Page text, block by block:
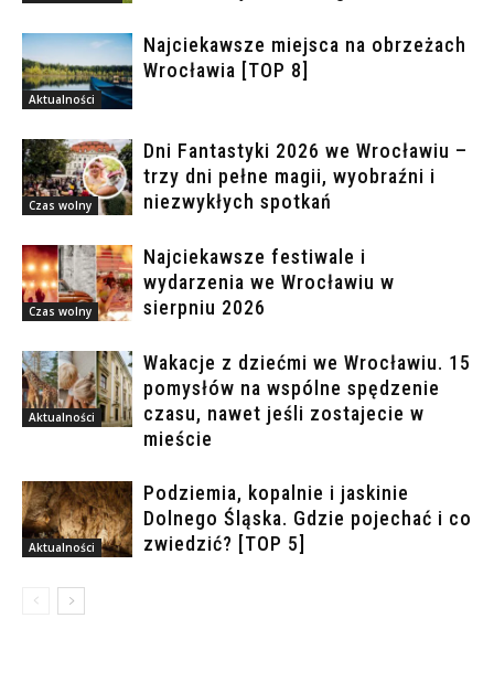
Aktualności
Najciekawsze miejsca na obrzeżach
Wrocławia [TOP 8]
Czas wolny
Dni Fantastyki 2026 we Wrocławiu –
trzy dni pełne magii, wyobraźni i
niezwykłych spotkań
Czas wolny
Najciekawsze festiwale i
wydarzenia we Wrocławiu w
sierpniu 2026
Aktualności
Wakacje z dziećmi we Wrocławiu. 15
pomysłów na wspólne spędzenie
czasu, nawet jeśli zostajecie w
mieście
Aktualności
Podziemia, kopalnie i jaskinie
Dolnego Śląska. Gdzie pojechać i co
zwiedzić? [TOP 5]